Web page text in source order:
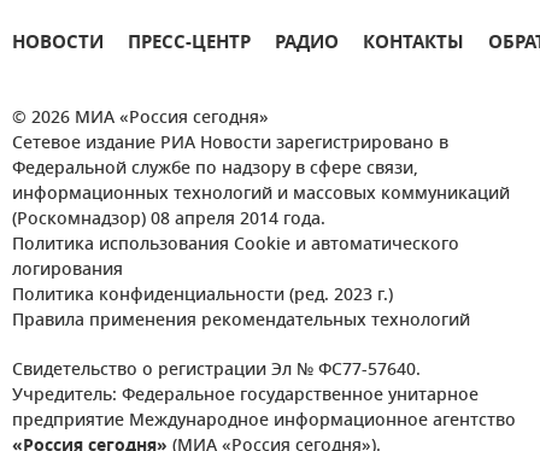
НОВОСТИ ПРЕСС-ЦЕНТР РАДИО КОНТАКТЫ
© 2026 МИА «Россия сегодня»
Сетевое издание РИА Новости зарегистрировано в
Федеральной службе по надзору в сфере связи,
информационных технологий и массовых коммуникаций
(Роскомнадзор) 08 апреля 2014 года.
Политика использования Cookie и автоматического
логирования
Политика конфиденциальности (ред. 2023 г.)
Правила применения рекомендательных технологий
Свидетельство о регистрации Эл № ФС77-57640.
Учредитель: Федеральное государственное унитарное
предприятие Международное информационное агентство